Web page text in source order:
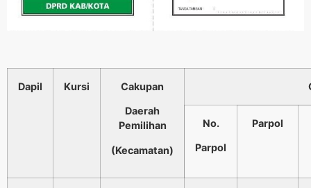
Dapil Kursi Cakupan
Daerah
Pemilihan
(Kecamatan)
No.
Parpol
Parpol